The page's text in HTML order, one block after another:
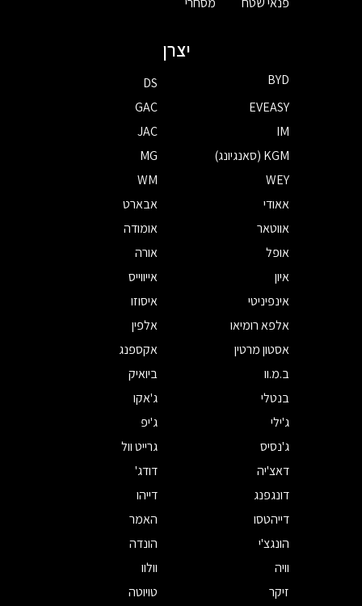
יצרן
BYD
DS
EVEASY
GAC
IM
JAC
KGM (סאנגיונג)
MG
WEY
WM
אאודי
אבארט
אווטאר
אומודה
אופל
אורה
איון
אייווייס
אינפיניטי
איסוזו
אלפא רומיאו
אלפין
אסטון מרטין
אקספנג
ב.מ.וו
ביואיק
בנטלי
ג'אקו
ג'ילי
ג'יפ
ג'נסיס
גרייט וול
דאצ'יה
דודג'
דונגפנג
דייהו
דייהטסו
האמר
הונגצ'י
הונדה
וויה
וולוו
זיקר
טויוטה